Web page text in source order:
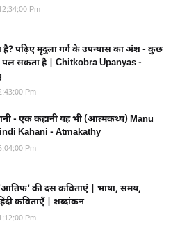
Pm
है? पढ़िए मृदुला गर्ग के उपन्यास का अंश - कुछ
सकता है | Chitkobra Upanyas -
Pm
- एक कहानी यह भी (आत्मकथ्य) Manu
Kahani - Atmakathy
Pm
की दस कविताएं | भाषा, समय,
कविताएँ | शब्दांकन
Pm